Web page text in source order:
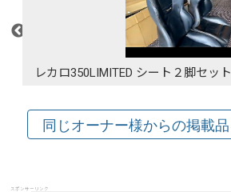
右２個セット
レカロ350LIMITED シート２脚セット
スポンサーリンク